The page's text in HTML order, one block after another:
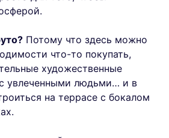
Потому что здесь можно
что-то покупать,
художественные
увлеченными людьми… и в
на террасе с бокалом